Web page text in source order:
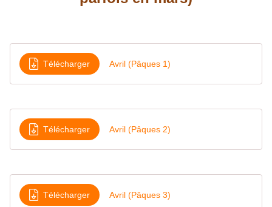
Télécharger Avril (Pâques 1)
Télécharger Avril (Pâques 2)
Télécharger Avril (Pâques 3)